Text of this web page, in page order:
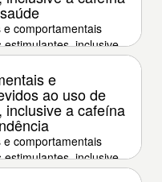
comportamentais
inclusive
e
ao uso de
inclusive a cafeína
comportamentais
inclusive